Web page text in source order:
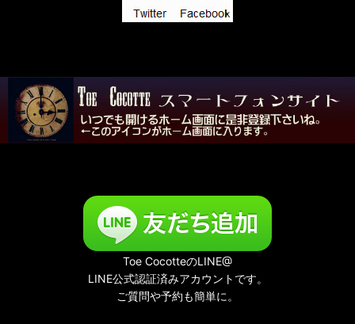
Toe CocotteのLINE@
LINE公式認証済みアカウントです。
ご質問や予約も簡単に。